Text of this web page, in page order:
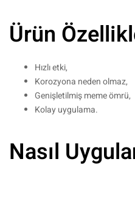
Ürün
Hızlı etki,
Korozyona neden olmaz,
Genişletilmiş meme ömrü,
Kolay uygulama.
Nasıl